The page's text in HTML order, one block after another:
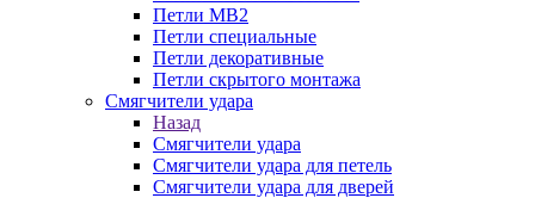
Петли MB2
Петли специальные
Петли декоративные
Петли скрытого монтажа
Смягчители удара
Назад
Смягчители удара
Смягчители удара для петель
Смягчители удара для дверей